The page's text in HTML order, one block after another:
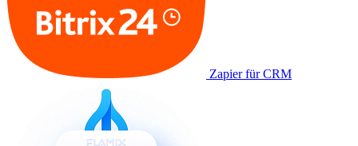
Zapier für CRM